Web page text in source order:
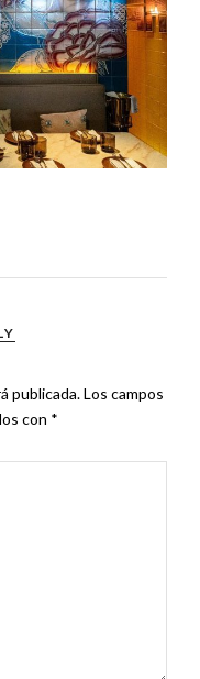
publicada.Los campos
con *